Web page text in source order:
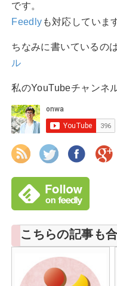
です。
Feedly も対応していま
ちなみに書いているの
ル
私のYouTubeチャンネ
こちらの記事も